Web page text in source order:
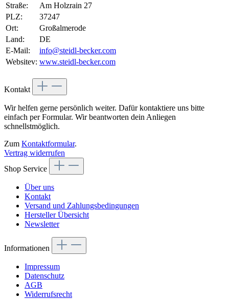
Straße:
Am Holzrain 27
PLZ:
37247
Ort:
Großalmerode
Land:
DE
E-Mail:
info@steidl-becker.com
Websitev: www.steidl-becker.com
Kontakt
Wir helfen gerne persönlich weiter. Dafür kontaktiere uns bitte
einfach per Formular. Wir beantworten dein Anliegen
schnellstmöglich.
Zum Kontaktformular.
Vertrag widerrufen
Shop Service
Über uns
Kontakt
Versand und Zahlungsbedingungen
Hersteller Übersicht
Newsletter
Informationen
Impressum
Datenschutz
AGB
Widerrufsrecht